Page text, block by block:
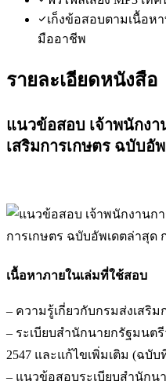
เก็งข้อสอบตามเนื้อห
มืออาชีพ
รายละเอียดหนังสือ
แนวข้อสอบ เจ้าพนักง
เสริมการเกษตร ฉบับอั
เนื้อหาภายในเล่มที่ใช้สอบ
– ความรู้เกี่ยวกับกรมส่งเสริม
– ระเบียบสำนักนายกรัฐมนต
2547 และแก้ไขเพิ่มเติม (ฉบับ
– แนวข้อสอบระเบียบสำนัก